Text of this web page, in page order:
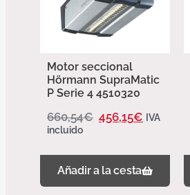
Motor seccional
Hörmann SupraMatic
P Serie 4 4510320
660,54€ 456,15€ IVA
incluido
Añadir a la cesta